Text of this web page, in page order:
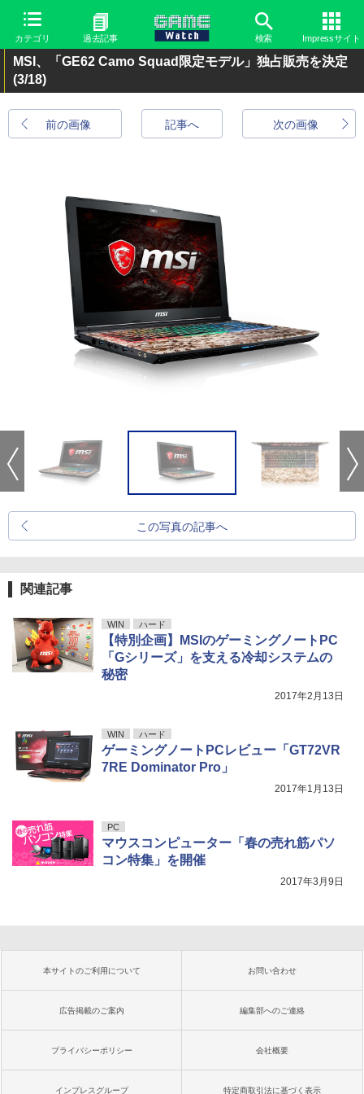
カテゴリ 過去記事 検索 Impressサイト
MSI、「GE62 Camo Squad限定モデル」独占販売を決定
(3/18)
前の画像 次の画像
記事へ
この写真の記事へ
関連記事
WIN ハード
【特別企画】MSIのゲーミングノートPC
「Gシリーズ」を支える冷却システムの
秘密
2017年2月13日
WIN ハード
ゲーミングノートPCレビュー「GT72VR
7RE Dominator Pro」
2017年1月13日
PC
マウスコンピューター「春の売れ筋パソ
コン特集」を開催
2017年3月9日
本サイトのご利用について お問い合わせ
広告掲載のご案内 編集部へのご連絡
プライバシーポリシー 会社概要
インプレスグループ 特定商取引法に基づく表示